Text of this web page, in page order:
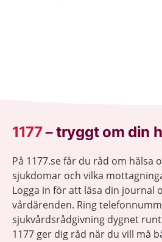
1177–tryggt om din
På 1177.se får du råd om hälsa
sjukdomar och vilka
Logga in för att läsa din journal
vårdärenden. Ring
sjukvårdsrådgivning dygnet
1177 ger dig råd när du vill må